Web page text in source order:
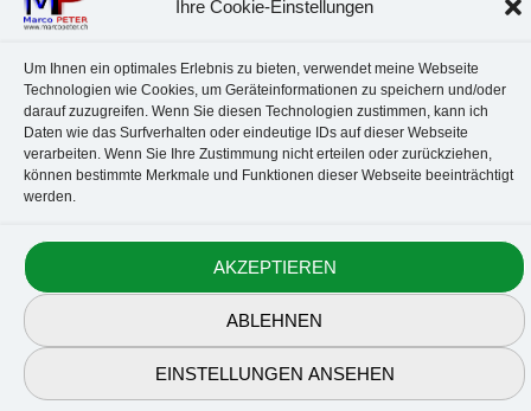
Ihre Cookie-Einstellungen
Um Ihnen ein optimales Erlebnis zu bieten, verwendet meine Webseite
Technologien wie Cookies, um Geräteinformationen zu speichern und/oder
darauf zuzugreifen. Wenn Sie diesen Technologien zustimmen, kann ich
Daten wie das Surfverhalten oder eindeutige IDs auf dieser Webseite
verarbeiten. Wenn Sie Ihre Zustimmung nicht erteilen oder zurückziehen,
können bestimmte Merkmale und Funktionen dieser Webseite beeinträchtigt
werden.
AKZEPTIEREN
ABLEHNEN
EINSTELLUNGEN ANSEHEN
Chr. Kotte
Uhrzeit anpassen
Johannes zu Ubuntu MATE-Panel: Format von Datum und
Uhrzeit anpassen
Brummel HerbolzheimzuMusik-Portrait Nr. 1: Les Assoiffés
aus Mittelbergheim
Marco Peter
Anbieterkennzeichnung
© 2010-2026 Marco PETER. All rights reserved.